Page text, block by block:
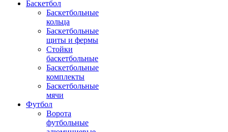
Баскетбол
Баскетбольные
кольца
Баскетбольные
щиты и фермы
Стойки
баскетбольные
Баскетбольные
комплекты
Баскетбольные
мячи
Футбол
Ворота
футбольные